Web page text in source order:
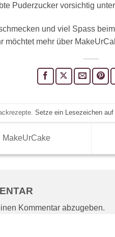
Puderzucker vorsichtig
und viel Spass
möchtet mehr über
. Setze ein Lesezeichen
MakeUrCake
Kommentar abzugeben.